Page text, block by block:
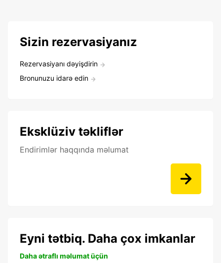
Sizin rezervasiyanız
Rezervasiyanı dəyişdirin
Bronunuzu idarə edin
Eksklüziv təkliflər
Endirimlər haqqında məlumat
Eyni tətbiq. Daha çox imkanlar
Daha ətraflı məlumat üçün